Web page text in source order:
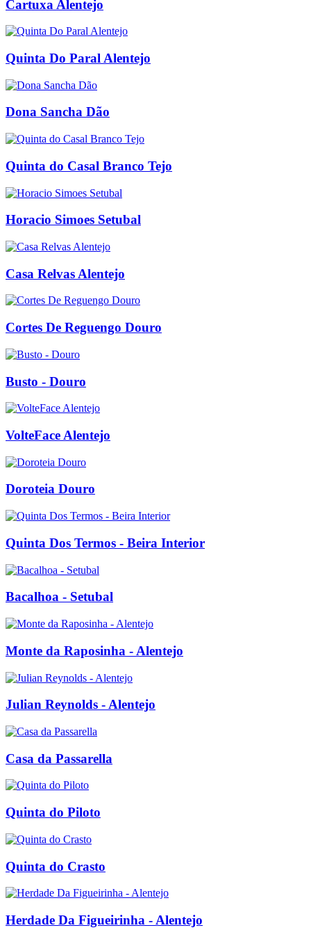
Cartuxa Alentejo
Quinta Do Paral Alentejo
Dona Sancha Dão
Quinta do Casal Branco Tejo
Horacio Simoes Setubal
Casa Relvas Alentejo
Cortes De Reguengo Douro
Busto - Douro
VolteFace Alentejo
Doroteia Douro
Quinta Dos Termos - Beira Interior
Bacalhoa - Setubal
Monte da Raposinha - Alentejo
Julian Reynolds - Alentejo
Casa da Passarella
Quinta do Piloto
Quinta do Crasto
Herdade Da Figueirinha - Alentejo